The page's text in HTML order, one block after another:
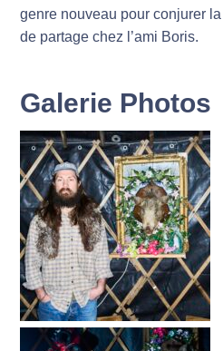
genre nouveau pour conjurer
de partage chez l’ami Boris.
Galerie Photos